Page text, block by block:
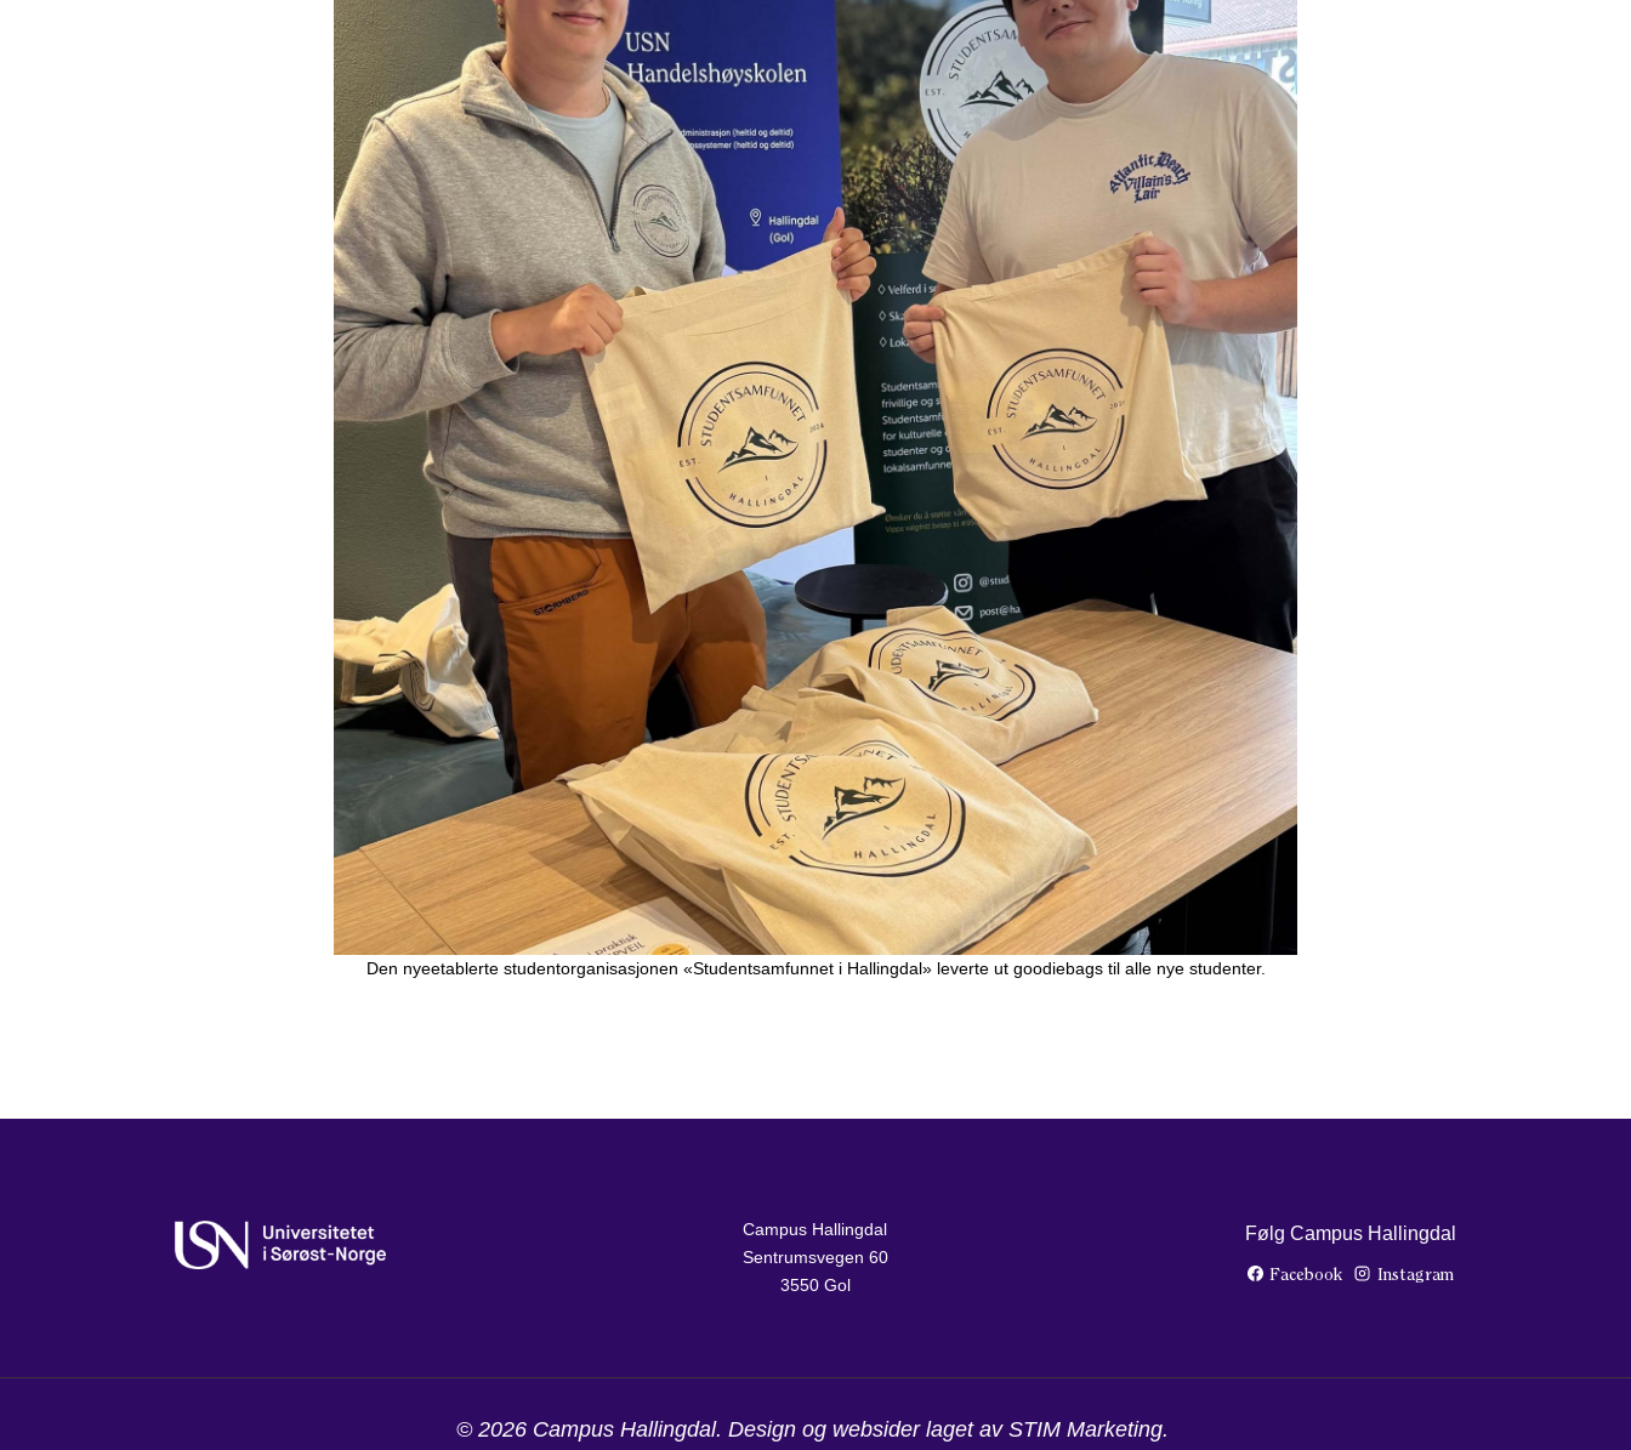
Den nyeetablerte studentorganisasjonen «Studentsamfunnet i Hallingdal» leverte ut goodiebags til alle nye studenter.
Campus Hallingdal
Sentrumsvegen 60
3550 Gol
Følg Campus Hallingdal
Facebook Instagram
© 2026 Campus Hallingdal. Design og websider laget av STIM Marketing.